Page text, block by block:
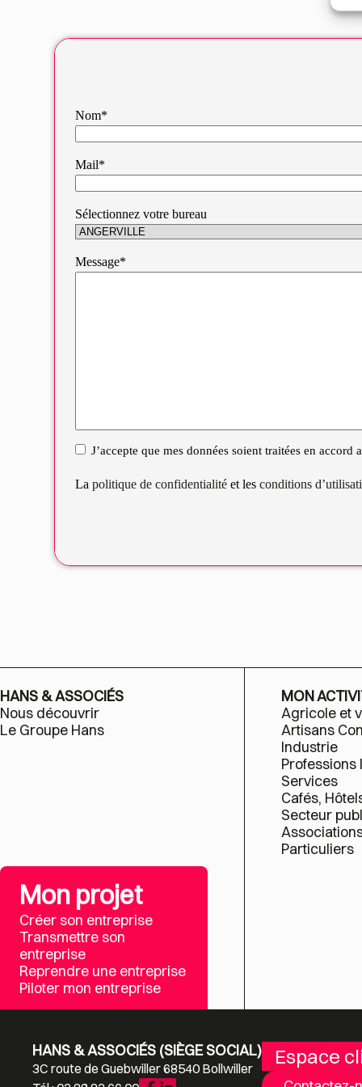
Nom*
Mail*
Sélectionnez votre bureau
Message*
RGPDJ’accepte que mes données soient traitées en
Lapolitique de confidentialité et lesconditions
HANS & ASSOCIÉS
Nous découvrir
Le Groupe Hans
Mon projet
Créer son entreprise
Transmettre son
entreprise
Reprendre une entreprise
Piloter mon entreprise
MON
Agricole et
Artisans
Industrie
Professions
Services
Cafés,
Secteur
Particuliers
HANS & ASSOCIÉS (SIÈGE SOCIAL)
3C route de Guebwiller 68540 Bollwiller
Espace